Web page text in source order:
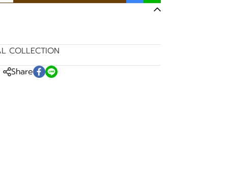
COLLECTION
Share